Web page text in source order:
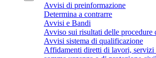
Avvisi di preinformazione
Determina a contrarre
Avvisi e Bandi
Avviso sui risultati delle procedure
Avvisi sistema di qualificazione
Affidamenti diretti di lavori, servizi